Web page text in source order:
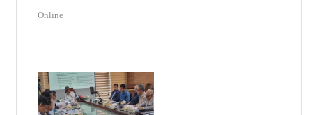
Online